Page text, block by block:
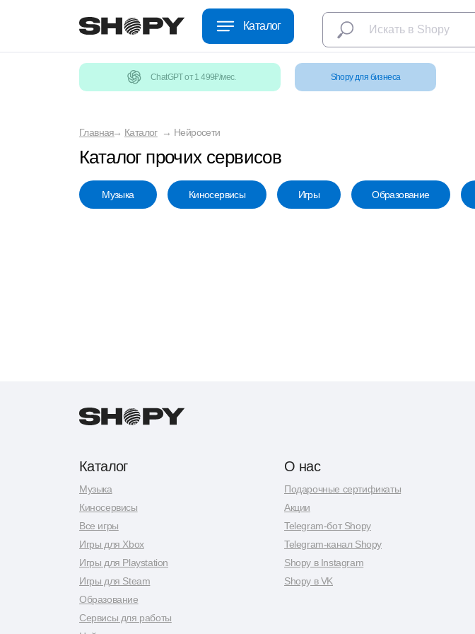
Каталог
Shopy для бизнеса
ChatGPT от 1 499₽/мес.
Каталог прочих сервисов
Музыка Киносервисы Игры Образование
Главная→ Каталог → Нейросети
Каталог
Музыка
Киносервисы
Все игры
Игры для Xbox
Игры для Playstation
Игры для Steam
Образование
Сервисы для работы
О нас
Подарочные сертификаты
Акции
Telegram-бот Shopy
Telegram-канал Shopy
Shopy в Instagram
Shopy в VK